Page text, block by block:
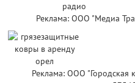
Реклама: ООО "Медиа
Реклама: ООО "Городская